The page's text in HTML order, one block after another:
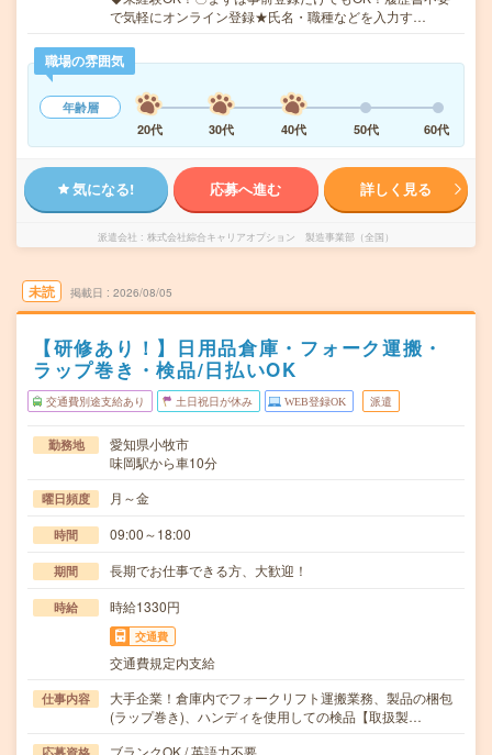
で気軽にオンライン登録★氏名・職種などを入力す…
職場の雰囲気
年齢層
20代
30代 40代 50代 60代
気になる! 応募へ進む 詳しく見る
派遣会社 株式会社綜合キャリアオプション 製造事業部（全国）
未読 掲載日 2026/08/05
【研修あり！】日用品倉庫・フォーク運搬・
ラップ巻き・検品/日払いOK
交通費別途支給あり 土日祝日が休み WEB登録OK 派遣
勤務地
愛知県小牧市
味岡駅から車10分
曜日頻度 月～金
時間 09:00～18:00
期間 長期でお仕事できる方、大歓迎！
時給 時給1330円
交通費
交通費規定内支給
仕事内容
大手企業！倉庫内でフォークリフト運搬業務、製品の梱包
(ラップ巻き)、ハンディを使用しての検品【取扱製…
ブランクOK / 英語力不要